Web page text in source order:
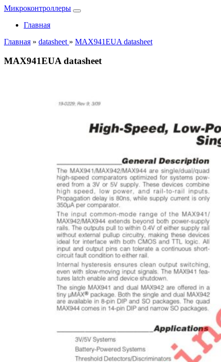
Микроконтроллеры
Главная
Главная » datasheet » MAX941EUA datasheet
MAX941EUA datasheet